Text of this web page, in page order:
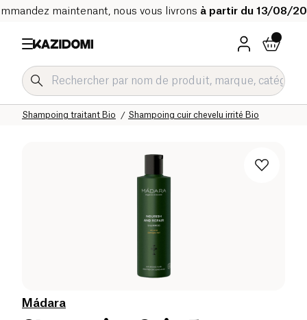
maintenant, nous vous livrons à partir du 13/08/
Shampoing cuir chevelu irrité Bio
Shampoing traitant Bio
Cheveux
Hygiène & Beauté
Notre catalogue bio
Accueil
Mádara